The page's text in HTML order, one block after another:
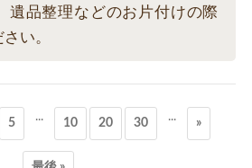
遺品整理などのお片付けの際
い。
5 ... 10 20 30 ... »